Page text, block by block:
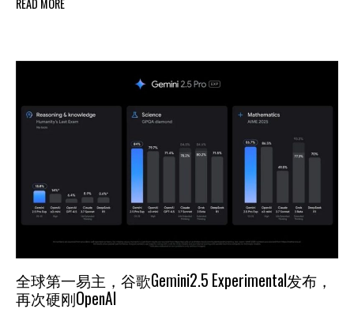
READ MORE
全球第一易主，谷歌Gemini2.5 Experimental发布，
再次硬刚OpenAI